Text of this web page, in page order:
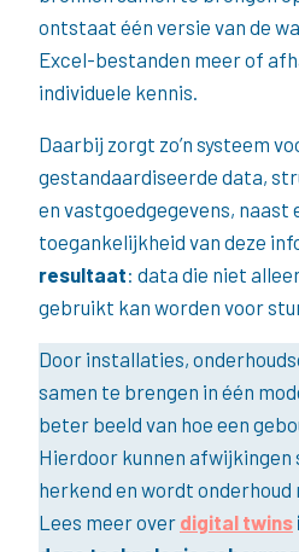
ontstaat één versie van de
Excel-bestanden meer of
individuele kennis.
Daarbij zorgt zo’n systeem
gestandaardiseerde data,
en vastgoedgegevens, naast
toegankelijkheid van deze
resultaat: data die niet
gebruikt kan worden voor
Door installaties,
samen te brengen in één
beter beeld van hoe een
Hierdoor kunnen afwijkingen
herkend en wordt
Lees meer over digital twins